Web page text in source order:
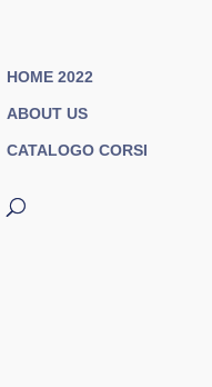
HOME 2022
ABOUT US
CATALOGO CORSI